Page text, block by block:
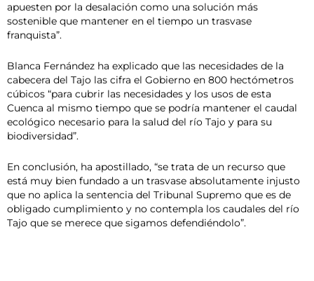
apuesten por la desalación como una solución más
sostenible que mantener en el tiempo un trasvase
franquista”.
Blanca Fernández ha explicado que las necesidades de la
cabecera del Tajo las cifra el Gobierno en 800 hectómetros
cúbicos “para cubrir las necesidades y los usos de esta
Cuenca al mismo tiempo que se podría mantener el caudal
ecológico necesario para la salud del río Tajo y para su
biodiversidad”.
En conclusión, ha apostillado, “se trata de un recurso que
está muy bien fundado a un trasvase absolutamente injusto
que no aplica la sentencia del Tribunal Supremo que es de
obligado cumplimiento y no contempla los caudales del río
Tajo que se merece que sigamos defendiéndolo”.